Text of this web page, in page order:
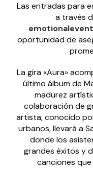
Las entradas para
a través
oportunidad de
La gira «Aura»
último álbum de
madurez
colaboración de
artista, conocido
urbanos, llevará a
donde los
grandes éxitos y
canciones